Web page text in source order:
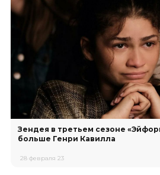
Зендея в третьем сезоне
больше Генри Кавилла
28 февраля 23